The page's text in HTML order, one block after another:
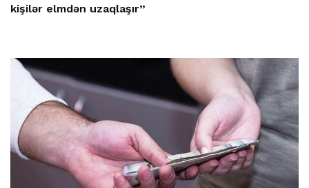
kişilər elmdən uzaqlaşır”